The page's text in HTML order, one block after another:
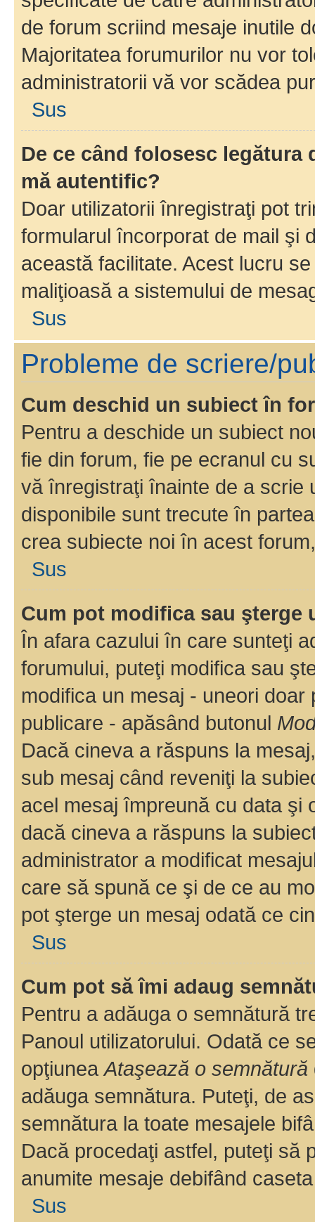
de forum scriind mesaje inutile
Majoritatea forumurilor nu vor
administratorii vă vor scădea
Sus
De ce când folosesc
mă autentific?
Doar utilizatorii înregistraţi pot
formularul încorporat de mail şi
această facilitate. Acest lucru
maliţioasă a sistemului de
Sus
Probleme de scriere/
Cum deschid un subiect în
Pentru a deschide un subiect
fie din forum, fie pe ecranul cu
vă înregistraţi înainte de a scrie
disponibile sunt trecute în
crea subiecte noi în acest
Sus
Cum pot modifica sau şterge
În afara cazului în care sunteţi
forumului, puteţi modifica sau
modifica un mesaj - uneori
publicare - apăsând butonul
Dacă cineva a răspuns la
sub mesaj când reveniţi la
acel mesaj împreună cu data şi
dacă cineva a răspuns la
administrator a modificat
care să spună ce şi de ce au
pot şterge un mesaj odată ce
Sus
Cum pot să îmi adaug
Pentru a adăuga o semnătură
Panoul utilizatorului. Odată ce
opţiunea Ataşează o semnătură
adăuga semnătura. Puteţi, de
semnătura la toate mesajele
Dacă procedaţi astfel, puteţi să
anumite mesaje debifând
Sus